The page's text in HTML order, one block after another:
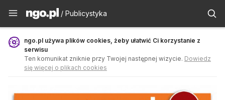
Publicystyka - ngo.pl
/ Publicystyka
ngo.pl używa plików cookies, żeby ułatwić Ci korzystanie z
serwisu
Ten komunikat zniknie przy Twojej następnej wizycie. Dowiedz
się więcej o plikach cookies